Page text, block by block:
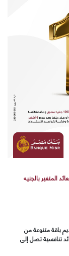
المتغير بالجنيه
باقة متنوعة من
تنافسية تصل إلى